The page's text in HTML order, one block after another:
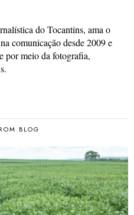
do Tocantins, ama o
comunicação desde 2009 e
por meio da fotografia,
BLOG